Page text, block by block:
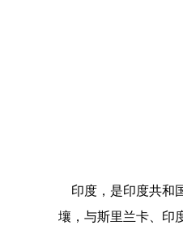
印度，是印度共和
壤，与斯里兰卡、印